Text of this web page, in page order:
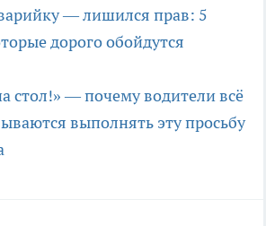
— лишился прав: 5
дорого обойдутся
стол!» — почему водители всё
выполнять эту просьбу